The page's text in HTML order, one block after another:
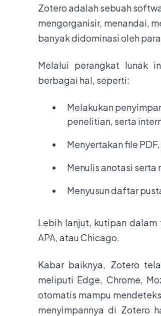
Zotero adalah sebuah
mengorganisir, menandai,
banyak didominasi oleh
Melalui perangkat lunak
berbagai hal, seperti:
Melakukan
penelitian, serta
Menyertakan file
Menulis anotasi
Menyusun daftar
Lebih lanjut, kutipan dalam
APA, atau Chicago.
Kabar baiknya, Zotero
meliputi Edge, Chrome,
otomatis mampu
menyimpannya di Zotero